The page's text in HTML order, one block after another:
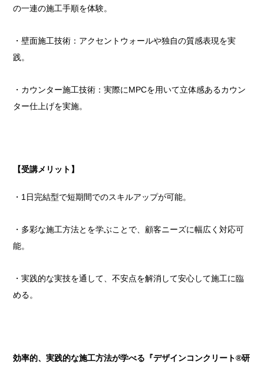
の一連の施工手順を体験。
・壁面施工技術：アクセントウォールや独自の質感表現を実
践。
・カウンター施工技術：実際にMPCを用いて立体感あるカウン
ター仕上げを実施。
【受講メリット】
・1日完結型で短期間でのスキルアップが可能。
・多彩な施工方法とを学ぶことで、顧客ニーズに幅広く対応可
能。
・実践的な実技を通して、不安点を解消して安心して施工に臨
める。
効率的、実践的な施工方法が学べる『デザインコンクリート®研